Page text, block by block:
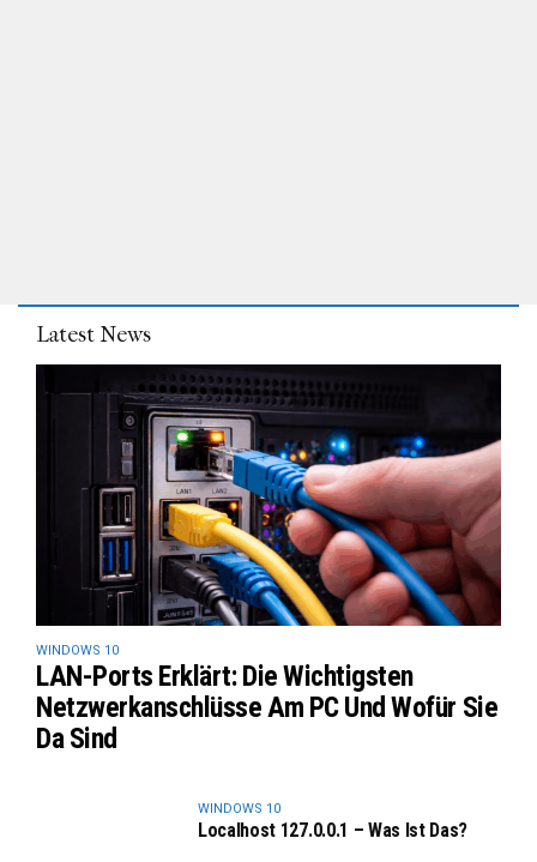
Latest News
WINDOWS 10
LAN-Ports Erklärt: Die Wichtigsten
Netzwerkanschlüsse Am PC Und Wofür Sie
Da Sind
WINDOWS 10
Localhost 127.0.0.1 – Was Ist Das?